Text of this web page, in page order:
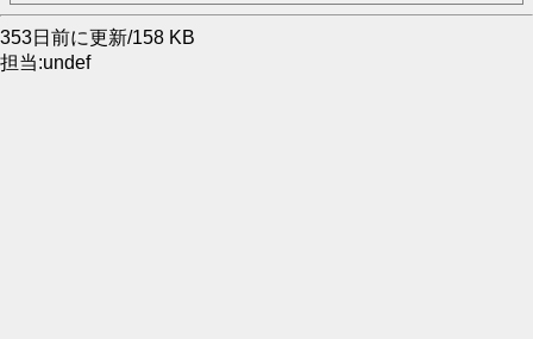
353日前に更新/158 KB
担当:undef